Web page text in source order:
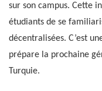
sur son campus. Cette
étudiants de se
décentralisées. C’est
prépare la prochaine
Turquie.